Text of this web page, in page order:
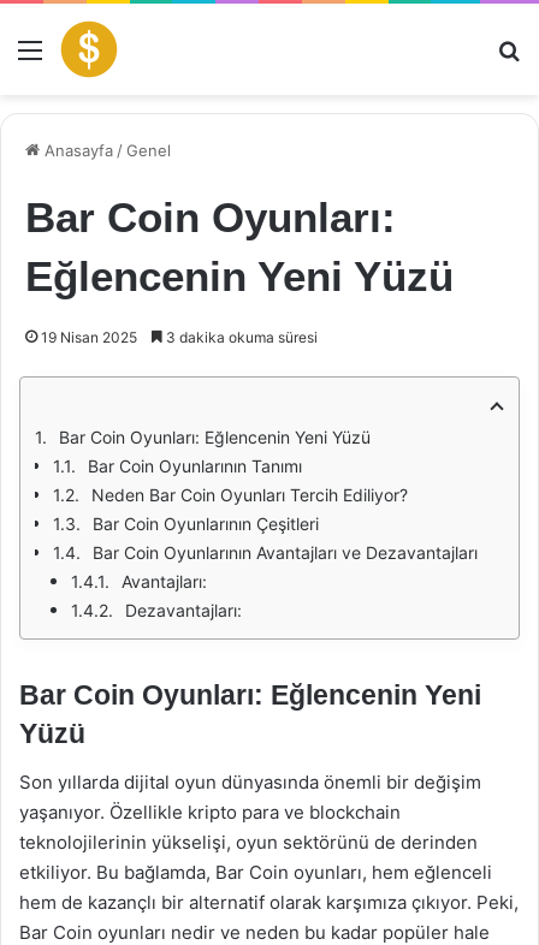
Menü
Anasayfa /Genel
Bar Coin Oyunları:
Eğlencenin Yeni Yüzü
19 Nisan 2025 3 dakika okuma süresi
Bar Coin Oyunları: Eğlencenin Yeni Yüzü
Bar Coin Oyunlarının Tanımı
Neden Bar Coin Oyunları Tercih Ediliyor?
Bar Coin Oyunlarının Çeşitleri
Bar Coin Oyunlarının Avantajları ve Dezavantajları
Avantajları:
Dezavantajları:
Bar Coin Oyunları: Eğlencenin Yeni
Yüzü
Son yıllarda dijital oyun dünyasında önemli bir değişim
yaşanıyor. Özellikle kripto para ve blockchain
teknolojilerinin yükselişi, oyun sektörünü de derinden
etkiliyor. Bu bağlamda, Bar Coin oyunları, hem eğlenceli
hem de kazançlı bir alternatif olarak karşımıza çıkıyor. Peki,
Bar Coin oyunları nedir ve neden bu kadar popüler hale